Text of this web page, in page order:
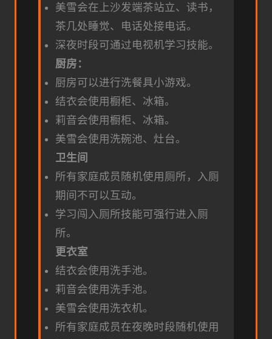
美雪会在上沙发端茶站立、读书，
茶几处睡觉、电话处接电话。
深夜时段可通过电视机学习技能。
厨房：
厨房可以进行洗餐具小游戏。
结衣会使用橱柜、冰箱。
莉音会使用橱柜、冰箱。
美雪会使用洗碗池、灶台。
卫生间
所有家庭成员随机使用厕所，入厕
期间不可以互动。
学习闯入厕所技能可强行进入厕
所。
更衣室
结衣会使用洗手池。
莉音会使用洗手池。
美雪会使用洗衣机。
所有家庭成员在夜晚时段随机使用